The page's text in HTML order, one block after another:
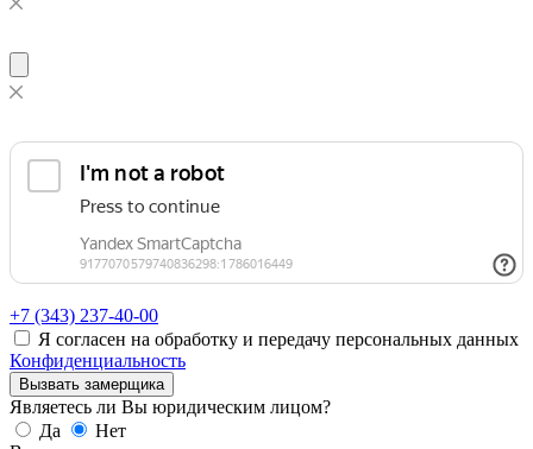
+7 (343) 237-40-00
Я согласен на обработку и передачу персональных данных
Конфиденциальность
Вызвать замерщика
Являетесь ли Вы юридическим лицом?
Да
Нет